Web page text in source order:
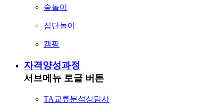
숲놀이
집단놀이
캠핑
자격양성과정
서브메뉴 토글 버튼
TA교류분석상담사